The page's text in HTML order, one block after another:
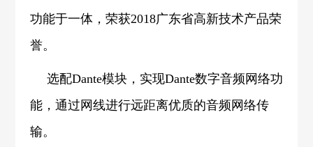
功能于一体，荣获2018广东省高新技术产品荣
誉。
选配Dante模块，实现Dante数字音频网络功
能，通过网线进行远距离优质的音频网络传
输。